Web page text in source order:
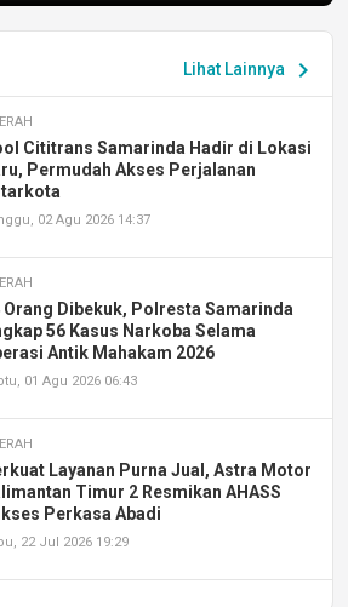
Lihat Lainnya chevron_right
Cititrans Samarinda Hadir di Lokasi
Permudah Akses Perjalanan
02 Agu 2026 14:37
Orang Dibekuk, Polresta Samarinda
56 Kasus Narkoba Selama
Antik Mahakam 2026
01 Agu 2026 06:43
Layanan Purna Jual, Astra Motor
Timur 2 Resmikan AHASS
Perkasa Abadi
22 Jul 2026 19:29